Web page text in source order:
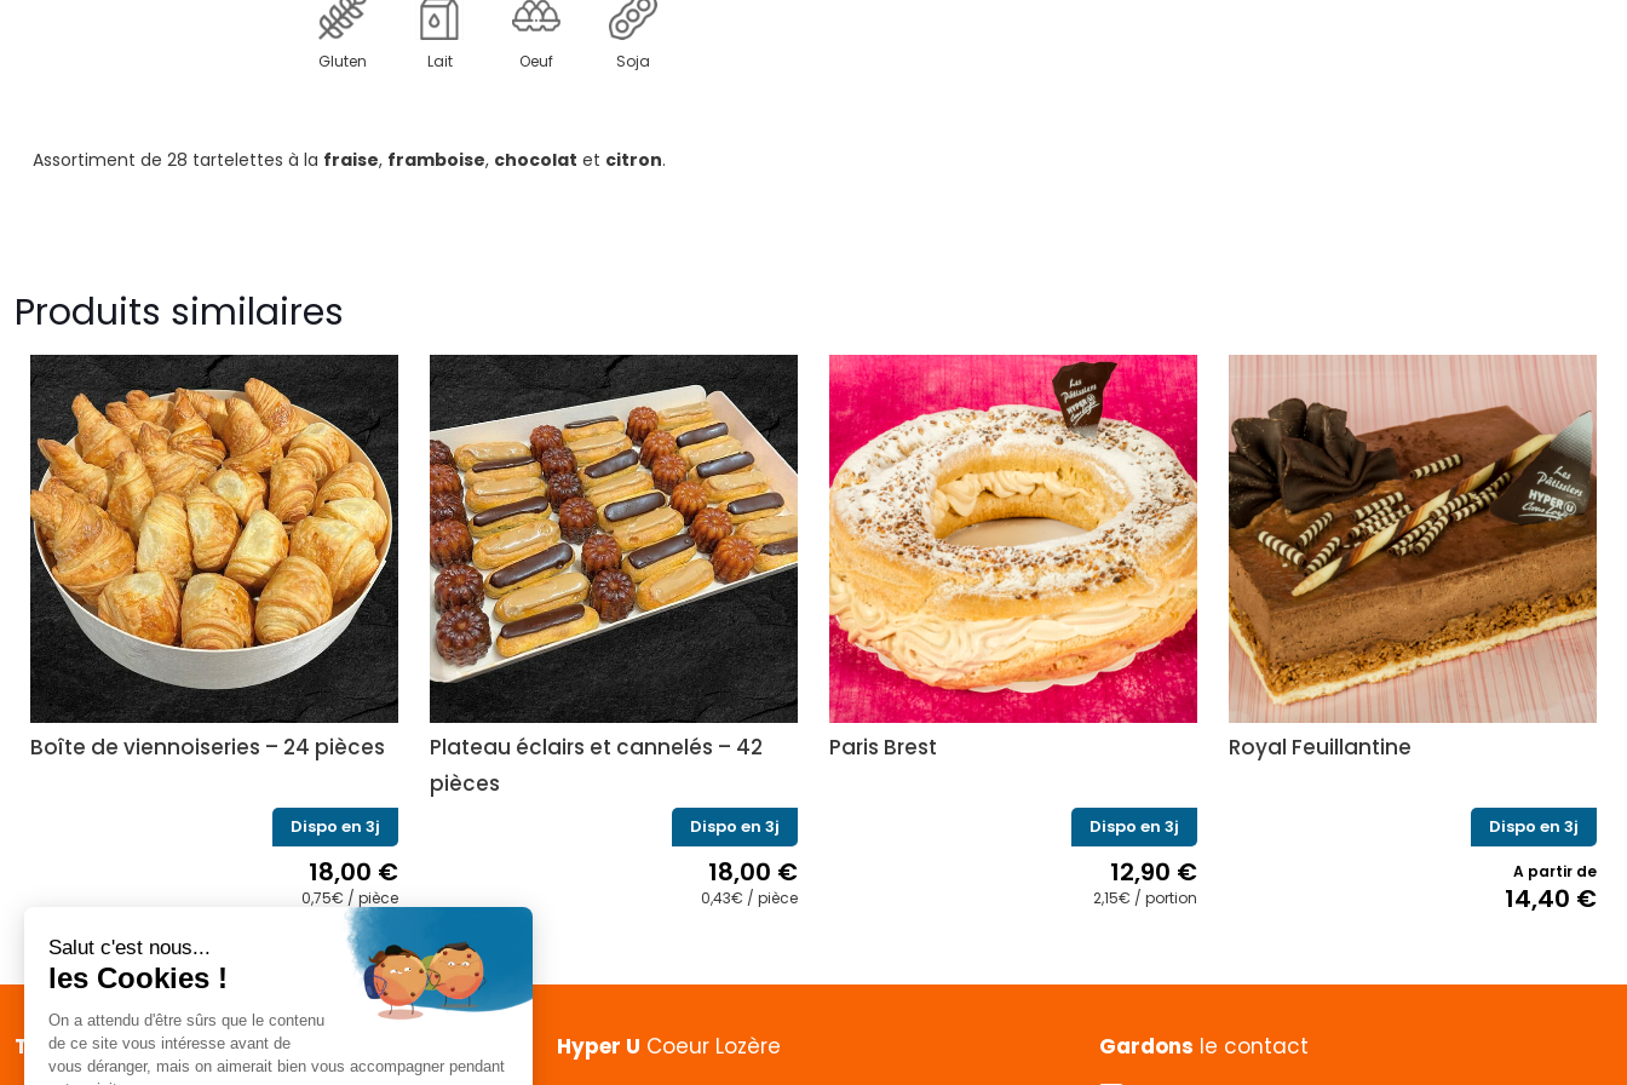
Gluten Lait Oeuf Soja
Assortiment de 28 tartelettes à la fraise, framboise, chocolat et citron.
Produits similaires
Boîte de viennoiseries – 24 pièces
Dispo en 3j
18,00 €
0,75€ / pièce
Plateau éclairs et cannelés – 42
pièces
Dispo en 3j
18,00 €
0,43€ / pièce
Paris Brest
Dispo en 3j
12,90 €
2,15€ / portion
Royal Feuillantine
Dispo en 3j
A partir de
14,40 €
TraiteurCoeur Lozère Hyper U Coeur Lozère Gardons le contact